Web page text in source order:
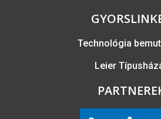
Technológia
Leier